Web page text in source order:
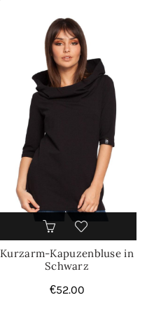
Kurzarm-Kapuzenbluse in
Schwarz
€52.00